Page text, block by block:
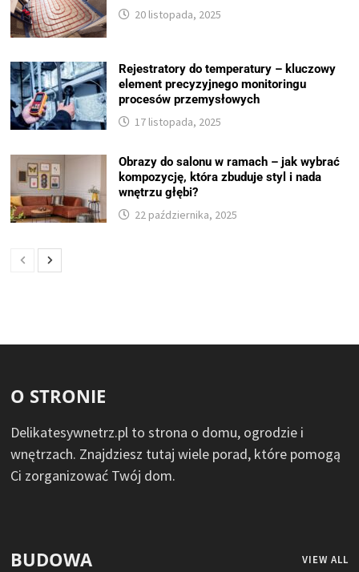
20 listopada, 2025
Rejestratory do temperatury – kluczowy
element precyzyjnego monitoringu
procesów przemysłowych
17 listopada, 2025
Obrazy do salonu w ramach – jak wybrać
kompozycję, która zbuduje styl i nada
wnętrzu głębi?
22 października, 2025
O STRONIE
Delikatesywnetrz.pl to strona o domu, ogrodzie i
wnętrzach. Znajdziesz tutaj wiele porad, które pomogą
Ci zorganizować Twój dom.
BUDOWA VIEW ALL